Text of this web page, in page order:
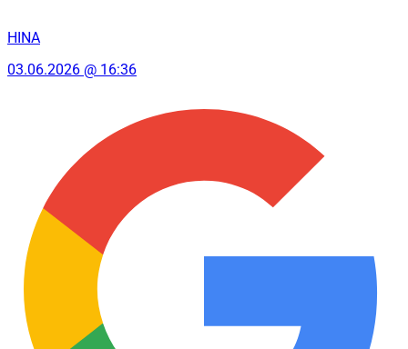
HINA
03.06.2026 @ 16:36